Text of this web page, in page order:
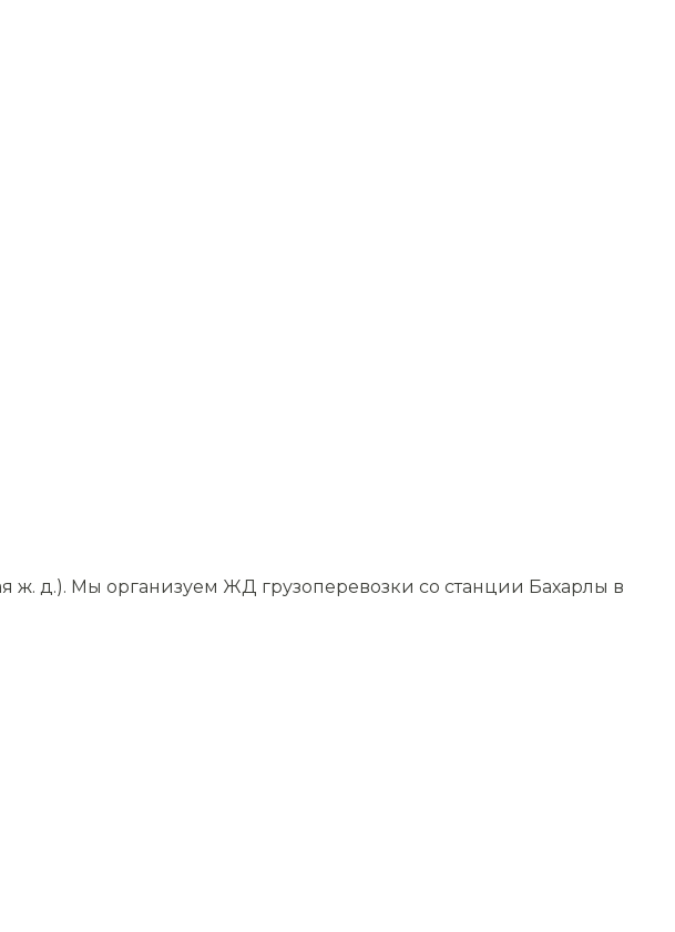
ж. д.). Мы организуем ЖД грузоперевозки со станции Бахарлы в